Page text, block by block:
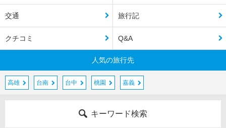
交通 旅行記
クチコミ Q&A
人気の旅行先
高雄 台南 台中 桃園 嘉義
キーワード検索